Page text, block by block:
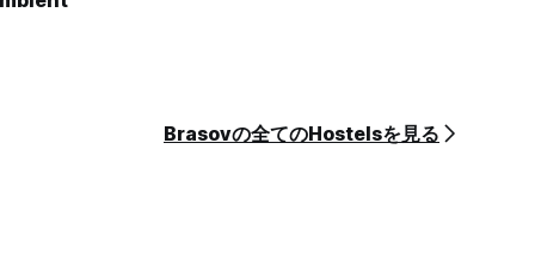
Brasovの全てのHostelsを見る